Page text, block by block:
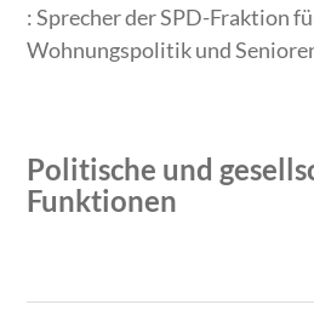
: Sprecher der SPD-Fraktion
Wohnungspolitik und
Politische und
Funktionen
Zeitraum
Tätigkeit